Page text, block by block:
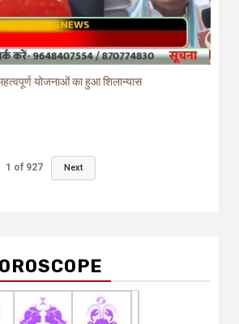
योजनाओं का हुआ शिलान्यास
1 of 927 Next